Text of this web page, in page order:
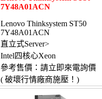
7Y48A01ACN
Lenovo Thinksystem ST50
7Y48A01ACN
直立式Server>
Intel四核心Xeon
參考售價：請立即來電詢價
( 破壞行情廠商施壓！)